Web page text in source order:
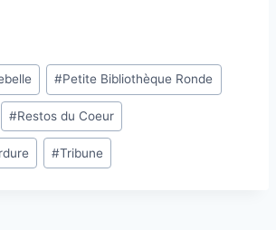
#Petite Bibliothèque Ronde
#Restos du Coeur
#Tribune